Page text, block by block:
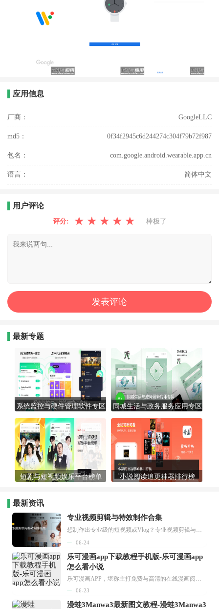
应用信息
厂商： GoogleLLC
md5： 0f34f2945c6d244274c304f79b72f987
包名： com.google.android.wearable.app.cn
语言： 简体中文
用户评论
评分: ★ ★ ★ ★ ★ 棒极了
最新专题
系统监控与硬件管理软件专区 同城生活与政务服务应用专区
短剧与短视频娱乐平台榜单 小说阅读追更神器排行榜
最新资讯
专业视频剪辑与特效制作合集
想制作出专业级的短视频或Vlog？专业视频剪辑与特效制作大全专题为你提供了从剪辑、抠像到特效包装的全套解决方案。无论是添加炫酷的片头、进行精准的视频抠图，还是制...
06-24
乐可漫画app下载教程手机版-乐可漫画app
怎么看小说
乐可漫画APP，堪称主打免费与高清的在线漫画阅读神器。其官方版提供海量完整版漫画资源，无论是国内漫画，还是日漫、韩漫、台漫、美漫等国外漫画，应有尽有，随时供你阅读。只需轻点一下，便能直接进入阅读界面。不仅如此，乐可漫画最新版本更新速度极快，在这里，你总能抢先看到全网一手漫画章节内容！...
06-23
漫蛙3Manwa3最新图文教程-漫蛙3Manwa3